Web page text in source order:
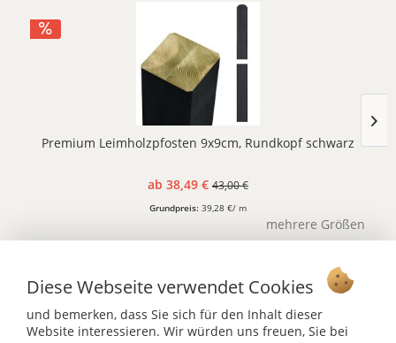
Premium Leimholzpfosten 9x9cm, Rundkopf schwarz
ab 38,49 € 43,00 €
Grundpreis: 39,28 €/ m
mehrere Größen
Vertrag widerrufen
Diese Webseite verwendet Cookies
und bemerken, dass Sie sich für den Inhalt dieser
Website interessieren. Wir würden uns freuen, Sie bei